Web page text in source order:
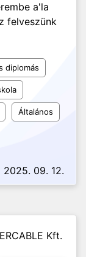
a'la
felveszünk
diplomás
Általános
2025. 09. 12.
Kft.